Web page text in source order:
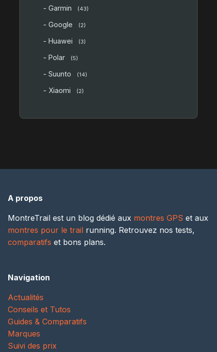
- Garmin (43)
- Google (2)
- Huawei (3)
- Polar (5)
- Suunto (14)
- Xiaomi (2)
A propos
MontreTrail est un blog dédié aux montres GPS et aux
montres pour le trail running. Retrouvez nos tests,
comparatifs et bons plans.
Navigation
Actualités
Conseils et Tutos
Guides & Comparatifs
Marques
Suivi des prix